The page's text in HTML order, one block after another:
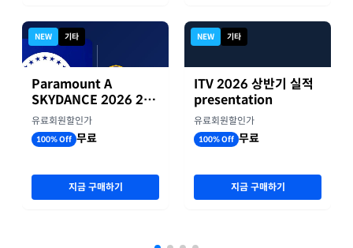
NEW 기타
Paramount A
SKYDANCE 2026 2분
기 실적
유료회원할인가
100% Off 무료
지금 구매하기
NEW 기타
ITV 2026 상반기 실적
presentation
유료회원할인가
100% Off 무료
지금 구매하기